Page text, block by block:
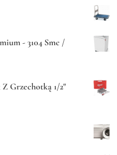
- 3104 Smc /
Grzechotką 1/2"